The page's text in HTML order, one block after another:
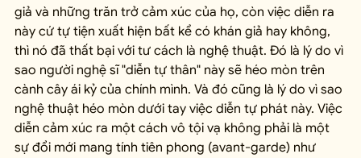
giả và những trăn trở cảm xúc của họ, còn việc diễn ra
này cứ tự tiện xuất hiện bất kể có khán giả hay không,
thì nó đã thất bại với tư cách là nghệ thuật. Đó là lý do vì
sao người nghệ sĩ "diễn tự thân" này sẽ héo mòn trên
cành cây ái kỷ của chính mình. Và đó cũng là lý do vì sao
nghệ thuật héo mòn dưới tay việc diễn tự phát này. Việc
diễn cảm xúc ra một cách vô tội vạ không phải là một
sự đổi mới mang tính tiên phong (avant-garde) như